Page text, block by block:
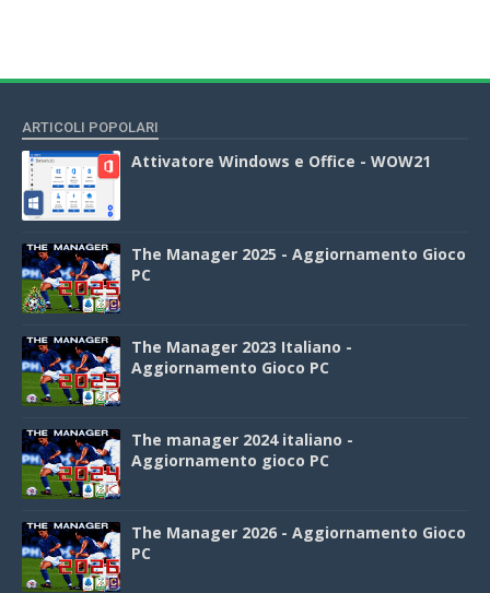
ARTICOLI POPOLARI
Attivatore Windows e Office - WOW21
The Manager 2025 - Aggiornamento Gioco
PC
The Manager 2023 Italiano -
Aggiornamento Gioco PC
The manager 2024 italiano -
Aggiornamento gioco PC
The Manager 2026 - Aggiornamento Gioco
PC